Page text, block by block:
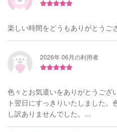
楽しい時間をどうもありがとうご
2026年 06月の利用者
色々とお気遣いをありがとうござ
ト翌日にすっきりいたしました
し訳ありませんでした。...